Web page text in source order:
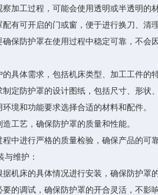
加工过程，可能会使用透明或半透明的
可开启的门或窗，便于进行换刀、清
防护罩在使用过程中稳定可靠，不会
体需求，包括机床类型、加工工件的
防护罩的设计图纸，包括尺寸、形状
和功能要求选择合适的材料和配件。
艺，确保防护罩的质量和性能。
中进行严格的质量检验，确保产品的可
维护：
床的具体情况进行安装，确保防护罩
调试，确保防护罩的开合灵活，不影